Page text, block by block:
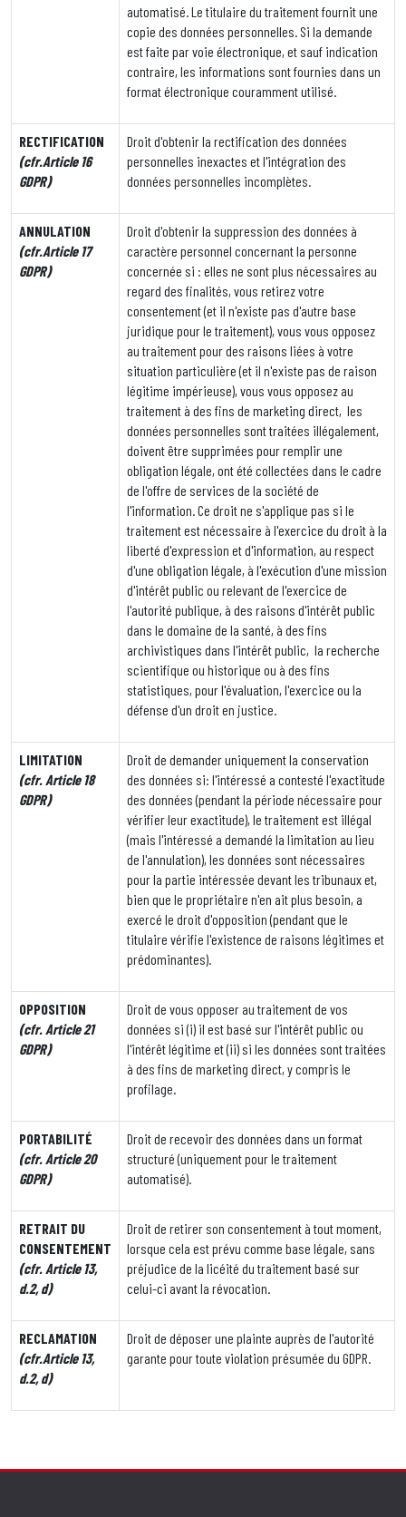
automatisé. Le titulaire du traitement fournit une
copie des données personnelles. Si la demande
est faite par voie électronique, et sauf indication
contraire, les informations sont fournies dans un
format électronique couramment utilisé.
RECTIFICATION
(cfr.Article 16
GDPR)
Droit d'obtenir la rectification des données
personnelles inexactes et l'intégration des
données personnelles incomplètes.
ANNULATION
(cfr.Article 17
GDPR)
Droit d'obtenir la suppression des données à
caractère personnel concernant la personne
concernée si : elles ne sont plus nécessaires au
regard des finalités, vous retirez votre
consentement (et il n'existe pas d'autre base
juridique pour le traitement), vous vous opposez
au traitement pour des raisons liées à votre
situation particulière (et il n'existe pas de raison
légitime impérieuse), vous vous opposez au
traitement à des fins de marketing direct, les
données personnelles sont traitées illégalement,
doivent être supprimées pour remplir une
obligation légale, ont été collectées dans le cadre
de l'offre de services de la société de
l'information. Ce droit ne s'applique pas si le
traitement est nécessaire à l'exercice du droit à la
liberté d'expression et d'information, au respect
d'une obligation légale, à l'exécution d'une mission
d'intérêt public ou relevant de l'exercice de
l'autorité publique, à des raisons d'intérêt public
dans le domaine de la santé, à des fins
archivistiques dans l'intérêt public, la recherche
scientifique ou historique ou à des fins
statistiques, pour l'évaluation, l'exercice ou la
défense d'un droit en justice.
LIMITATION
(cfr. Article 18
GDPR)
Droit de demander uniquement la conservation
des données si: l'intéressé a contesté l'exactitude
des données (pendant la période nécessaire pour
vérifier leur exactitude), le traitement est illégal
(mais l'intéressé a demandé la limitation au lieu
de l'annulation), les données sont nécessaires
pour la partie intéressée devant les tribunaux et,
bien que le propriétaire n'en ait plus besoin, a
exercé le droit d'opposition (pendant que le
titulaire vérifie l'existence de raisons légitimes et
prédominantes).
OPPOSITION
(cfr. Article 21
GDPR)
Droit de vous opposer au traitement de vos
données si (i) il est basé sur l'intérêt public ou
l'intérêt légitime et (ii) si les données sont traitées
à des fins de marketing direct, y compris le
profilage.
PORTABILITÉ
(cfr. Article 20
GDPR)
Droit de recevoir des données dans un format
structuré (uniquement pour le traitement
automatisé).
RETRAIT DU
CONSENTEMENT
(cfr. Article 13,
d.2, d)
Droit de retirer son consentement à tout moment,
lorsque cela est prévu comme base légale, sans
préjudice de la licéité du traitement basé sur
celui-ci avant la révocation.
RECLAMATION
(cfr.Article 13,
d.2, d)
Droit de déposer une plainte auprès de l'autorité
garante pour toute violation présumée du GDPR.